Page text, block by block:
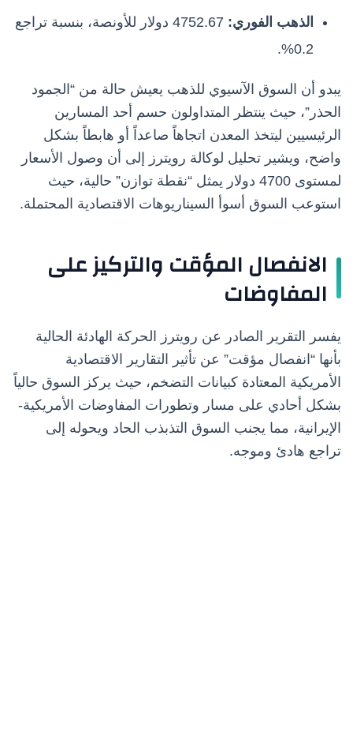
الذهب الفوري:
4752.67 دولار للأونصة، بنسبة تراجع
0.2%.
يبدو أن السوق الآسيوي للذهب يعيش حالة من “الجمود
الحذر”، حيث ينتظر المتداولون حسم أحد المسارين
الرئيسيين ليتخذ المعدن اتجاهاً صاعداً أو هابطاً بشكل
واضح، ويشير تحليل لوكالة رويترز إلى أن وصول الأسعار
لمستوى 4700 دولار يمثل “نقطة توازن” حالية، حيث
استوعب السوق أسوأ السيناريوهات الاقتصادية المحتملة.
الانفصال المؤقت والتركيز على
المفاوضات
يفسر التقرير الصادر عن رويترز الحركة الهادئة الحالية
بأنها “انفصال مؤقت” عن تأثير التقارير الاقتصادية
الأمريكية المعتادة كبيانات التضخم، حيث يركز السوق حالياً
بشكل أحادي على مسار وتطورات المفاوضات الأمريكية-
الإيرانية، مما يجنب السوق التذبذب الحاد ويحوله إلى
تراجع هادئ وموجه.